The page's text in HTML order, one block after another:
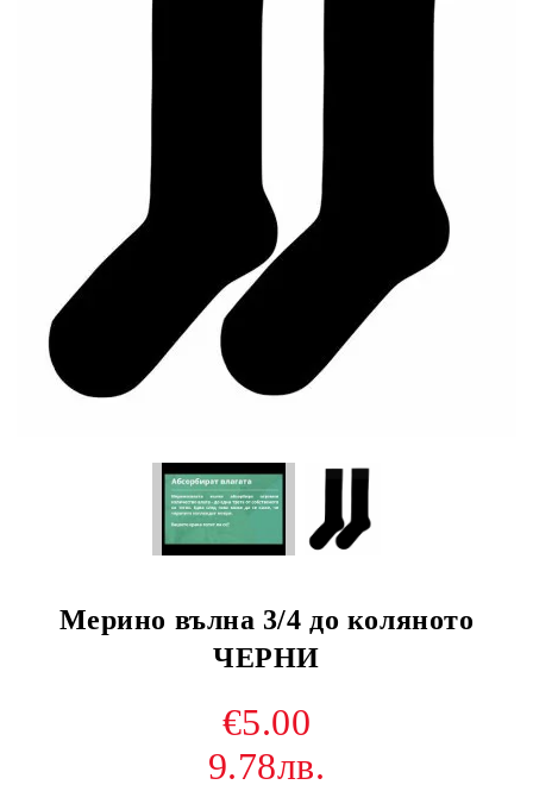
Мерино вълна 3/4 до коляното
ЧЕРНИ
€5.00
9.78лв.